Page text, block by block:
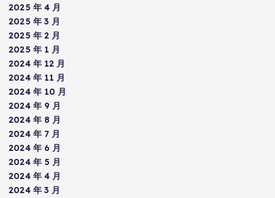
2025 年 4 月
2025 年 3 月
2025 年 2 月
2025 年 1 月
2024 年 12 月
2024 年 11 月
2024 年 10 月
2024 年 9 月
2024 年 8 月
2024 年 7 月
2024 年 6 月
2024 年 5 月
2024 年 4 月
2024 年 3 月